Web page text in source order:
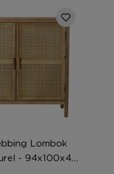
Lombok
- 94x100x40